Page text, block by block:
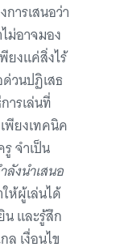
ารเสนอว่า
ม่อาจมอง
ยงแค่สิ่งไร้
วนปฏิเสธ
ารเล่นที่
พียงเทคนิค
จำเป็น
ลังนำเสนอ
ห้ผู้เล่นได้
น และรู้สึก
เงื่อนไข